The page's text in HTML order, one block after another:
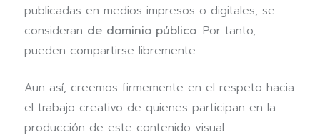
publicadas en medios impresos o digitales, se
consideran de dominio público. Por tanto,
pueden compartirse libremente.
Aun así, creemos firmemente en el respeto hacia
el trabajo creativo de quienes participan en la
producción de este contenido visual.